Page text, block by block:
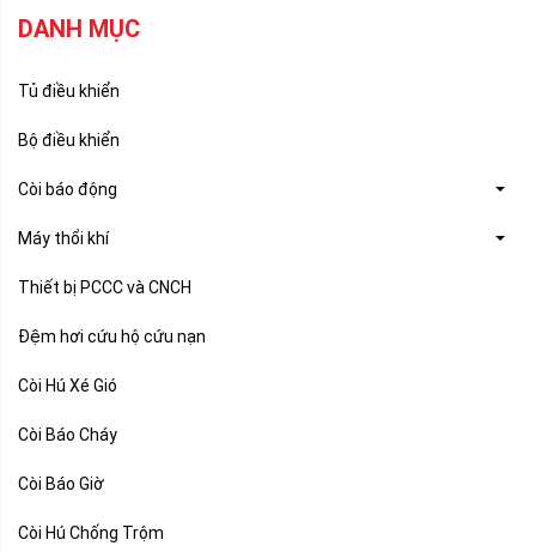
DANH MỤC
Tủ điều khiển
Bộ điều khiển
Còi báo động
Máy thổi khí
Thiết bị PCCC và CNCH
Đệm hơi cứu hộ cứu nạn
Còi Hú Xé Gió
Còi Báo Cháy
Còi Báo Giờ
Còi Hú Chống Trộm